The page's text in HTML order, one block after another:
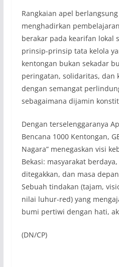
Rangkaian apel
menghadirkan
berakar pada kearifan lokal
prinsip-prinsip tata kelola
kentongan bukan sekadar
peringatan, solidaritas, dan
dengan semangat
sebagaimana dijamin
Dengan terselenggaranya
Bencana 1000 Kentongan,
Nagara” menegaskan visi
Bekasi: masyarakat
ditegakkan, dan masa
Sebuah tindakan (tajam,
nilai luhur-red) yang
bumi pertiwi dengan hati,
(DN/CP)